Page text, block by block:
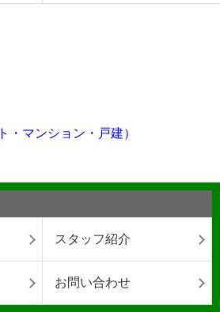
スタッフ紹介
お問い合わせ